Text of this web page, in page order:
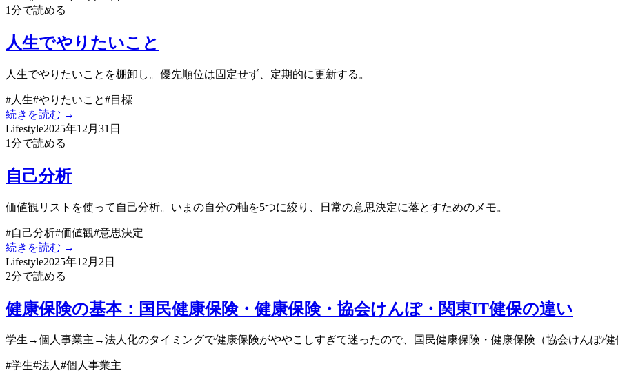
1分で読める
人生でやりたいこと
人生でやりたいことを棚卸し。優先順位は固定せず、定期的に更新する。
#人生#やりたいこと#目標
続きを読む →
Lifestyle2025年12月31日
1分で読める
自己分析
価値観リストを使って自己分析。いまの自分の軸を5つに絞り、日常の意思決定に落とすためのメモ。
#自己分析#価値観#意思決定
続きを読む →
Lifestyle2025年12月2日
2分で読める
健康保険の基本：国民健康保険・健康保険・協会けんぽ・関東IT健保の違い
学生→個人事業主→法人化のタイミングで健康保険がややこしすぎて迷ったので、国民健康保険・健康保険（協会けんぽ/健
#学生#法人#個人事業主